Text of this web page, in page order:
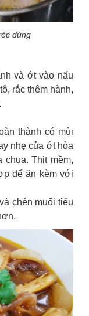
dùng
và ớt vào nấu
rắc thêm hành,
thành có mùi
nhẹ của ớt hòa
Thịt mềm,
để ăn kèm với
chén muối tiêu